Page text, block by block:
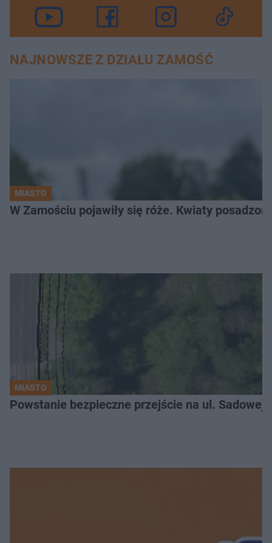
NAJNOWSZE Z DZIAŁU ZAMOŚĆ
MIASTO
W Zamościu pojawiły się róże. Kwiaty
MIASTO